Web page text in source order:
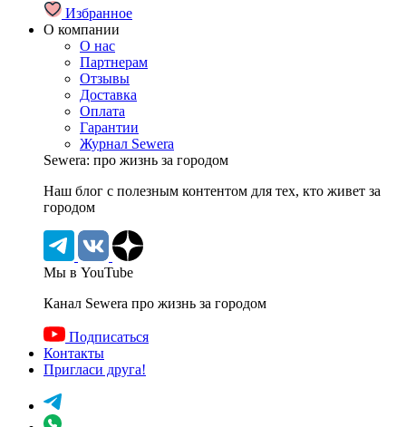
Избранное
О компании
О нас
Партнерам
Отзывы
Доставка
Оплата
Гарантии
Журнал Sewera
Sewera: про жизнь за городом
Наш блог c полезным контентом для тех, кто живет за
городом
Мы в YouTube
Канал Sewera про жизнь за городом
Подписаться
Контакты
Пригласи друга!